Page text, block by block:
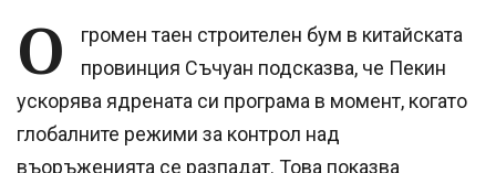
О
громен таен строителен бум в китайската
провинция Съчуан подсказва, че Пекин
ускорява ядрената си програма в момент, когато
глобалните режими за контрол над
въоръженията се разпадат. Това показва